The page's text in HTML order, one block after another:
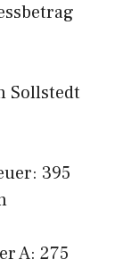
Sollstedt
395
A: 275